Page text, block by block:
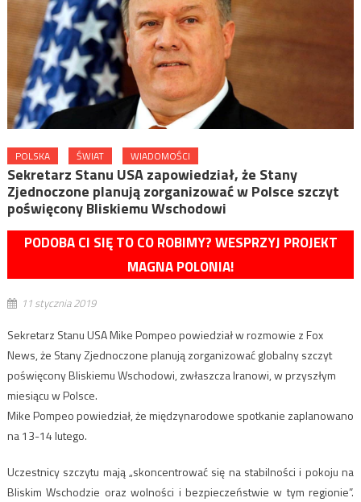
POLSKA ŚWIAT WIADOMOŚCI
Sekretarz Stanu USA zapowiedział, że Stany
Zjednoczone planują zorganizować w Polsce szczyt
poświęcony Bliskiemu Wschodowi
PODOBA CI SIĘ TO CO ROBIMY? WESPRZYJ PROJEKT
MAGNA POLONIA!
11 stycznia 2019
Sekretarz Stanu USA Mike Pompeo powiedział w rozmowie z Fox
News, że Stany Zjednoczone planują zorganizować globalny szczyt
poświęcony Bliskiemu Wschodowi, zwłaszcza Iranowi, w przyszłym
miesiącu w Polsce.
Mike Pompeo powiedział, że międzynarodowe spotkanie zaplanowano
na 13-14 lutego.
Uczestnicy szczytu mają „skoncentrować się na stabilności i pokoju na
Bliskim Wschodzie oraz wolności i bezpieczeństwie w tym regionie”.